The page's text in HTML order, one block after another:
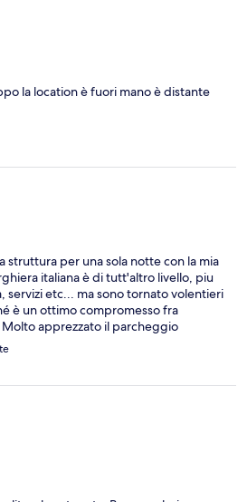
la location è fuori mano è distante
struttura per una sola notte con la mia
italiana è di tutt'altro livello, piu
servizi etc... ma sono tornato volentieri
è un ottimo compromesso fra
apprezzato il parcheggio